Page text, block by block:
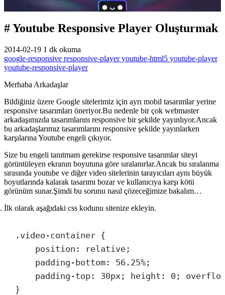
# Youtube Responsive Player Oluşturmak
2014-02-19 1 dk okuma
google-responsive responsive-playeryoutube-html5 youtube-player
youtube-responsive-player
Merhaba Arkadaşlar
Bildiğiniz üzere Google sitelerimiz için ayrı mobil tasarımlar yerine
responsive tasarımları öneriyor.Bu nedenle bir çok webmaster
arkadaşımızda tasarımlarını responsive bir şekilde yayınlıyor.Ancak
bu arkadaşlarımız tasarımlarını responsive şekilde yayınlarken
karşılarına Youtube engeli çıkıyor.
Size bu engeli tanıtmam gerekirse responsive tasarımlar siteyi
görüntüleyen ekranın boyutuna göre sıralanırlar.Ancak bu sıralanma
sırasında youtube ve diğer video sitelerinin tarayıcıları aynı büyük
boyutlarında kalarak tasarımı bozar ve kullanıcıya karşı kötü
görünüm sunar.Şimdi bu sorunu nasıl çözeceğimize bakalım…
İlk olarak aşağıdaki css kodunu sitenize ekleyin.
.video-container {
position: relative;
padding-bottom: 56.25%;
padding-top: 30px; height: 0;
}